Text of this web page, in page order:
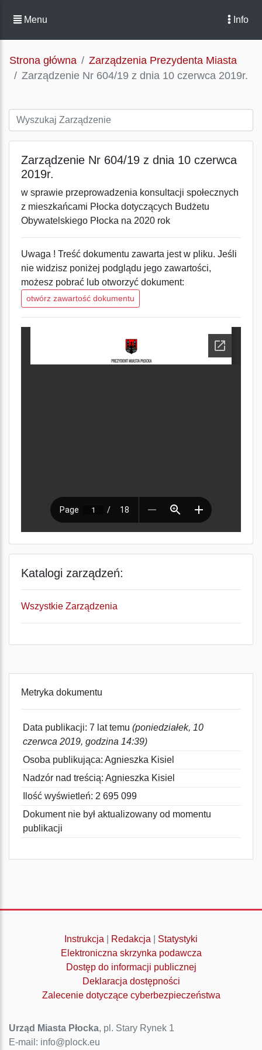
Menu Info
Strona główna
Zarządzenia Prezydenta Miasta
Zarządzenie Nr 604/19 z dnia 10 czerwca 2019r.
Zarządzenie Nr 604/19 z dnia 10 czerwca
2019r.
w sprawie przeprowadzenia konsultacji społecznych
z mieszkańcami Płocka dotyczących Budżetu
Obywatelskiego Płocka na 2020 rok
Uwaga ! Treść dokumentu zawarta jest w pliku. Jeśli
nie widzisz poniżej podglądu jego zawartości,
możesz pobrać lub otworzyć dokument:
otwórz zawartość dokumentu
Katalogi zarządzeń:
Wszystkie Zarządzenia
Metryka dokumentu
Data publikacji: 7 lat temu (poniedziałek, 10
czerwca 2019, godzina 14:39)
Osoba publikująca: Agnieszka Kisiel
Nadzór nad treścią: Agnieszka Kisiel
Ilość wyświetleń: 2 695 099
Dokument nie był aktualizowany od momentu
publikacji
Instrukcja Redakcja
Statystyki
Elektroniczna skrzynka podawcza
Dostęp do informacji publicznej
Deklaracja dostępności
Zalecenie dotyczące cyberbezpieczeństwa
Urząd Miasta Płocka, pl. Stary Rynek 1
E-mail: info@plock.eu